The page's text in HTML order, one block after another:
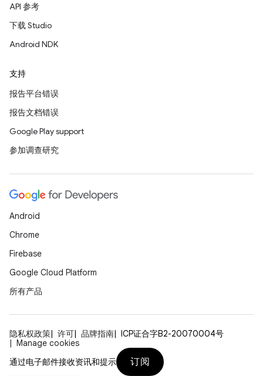
API 参考
下载 Studio
Android NDK
支持
报告平台错误
报告文档错误
Google Play support
参加调查研究
Android
Chrome
Firebase
Google Cloud Platform
所有产品
隐私权政策 许可 品牌指南
ICP证合字B2-20070004号
Manage cookies
通过电子邮件接收资讯和提示
订阅